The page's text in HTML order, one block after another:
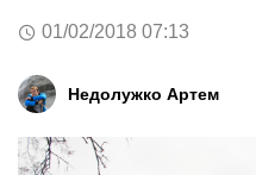
01/02/2018 07:13
Недолужко Артем